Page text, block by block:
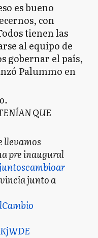
es bueno
con
tienen las
al equipo de
gobernar el país,
Palummo en
QUE
llevamos
pre inaugural
junto a